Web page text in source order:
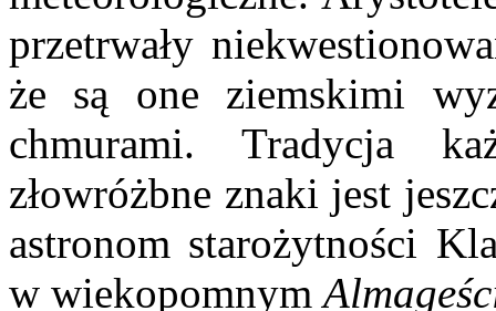
przetrwały
że są one ziemskimi
chmurami. Tradycja
złowróżbne znaki jest
astronom starożytności
w wiekopomnym